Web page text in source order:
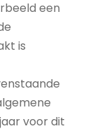
een
is
voor dit